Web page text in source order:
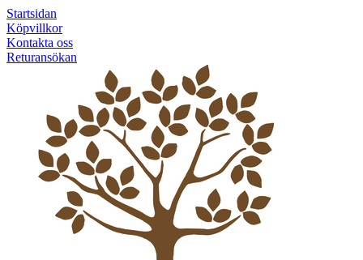
Startsidan
Köpvillkor
Kontakta oss
Returansökan